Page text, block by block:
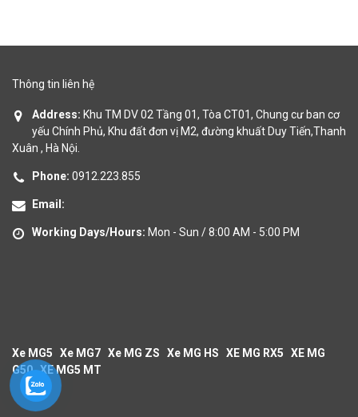
Thông tin liên hệ
Address: Khu TM DV 02 Tầng 01, Tòa CT01, Chung cư ban cơ
yếu Chính Phủ, Khu đất đơn vị M2, đường khuất Duy Tiến,Thanh
Xuân , Hà Nội.
Phone: 0912.223.855
Email:
Working Days/Hours: Mon - Sun / 8:00 AM - 5:00 PM
Xe MG5 Xe MG7 Xe MG ZS Xe MG HS XE MG RX5
XE MG
G50 XE MG5 MT